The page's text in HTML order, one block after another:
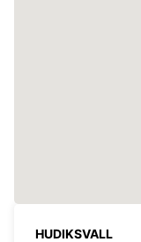
HUDIKSVALL